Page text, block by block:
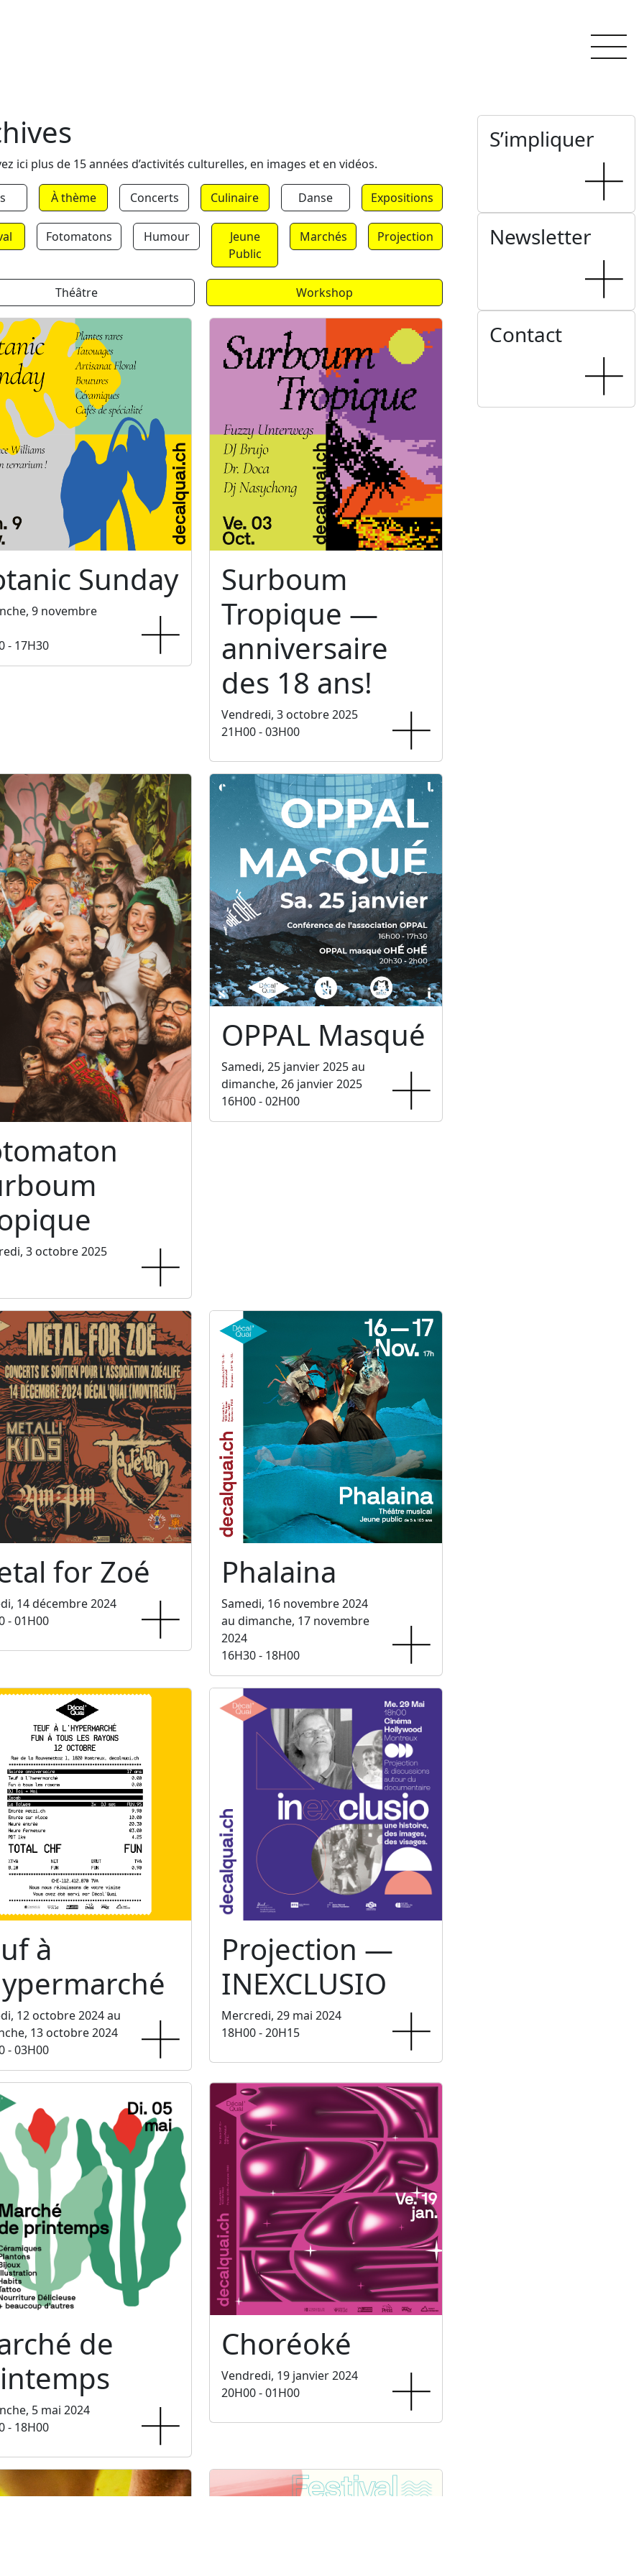
ici plus de 15 années d’activités culturelles, en images et en vidéos.
À thème Concerts Culinaire Danse Expositions
Fotomatons Humour
Jeune
Public
Marchés Projection
Théâtre Workshop
Sunday
9 novembre
- 17H30
Surboum
Tropique —
anniversaire
des 18 ans!
Vendredi, 3 octobre 2025
21H00 - 03H00
3 octobre 2025
OPPAL Masqué
Samedi, 25 janvier 2025 au
dimanche, 26 janvier 2025
16H00 - 02H00
for Zoé
14 décembre 2024
- 01H00
Phalaina
Samedi, 16 novembre 2024
au dimanche, 17 novembre
2024
16H30 - 18H00
à
12 octobre 2024 au
13 octobre 2024
- 03H00
Projection —
INEXCLUSIO
Mercredi, 29 mai 2024
18H00 - 20H15
de
5 mai 2024
- 18H00
Choréoké
Vendredi, 19 janvier 2024
20H00 - 01H00
S’impliquer
Newsletter
Contact